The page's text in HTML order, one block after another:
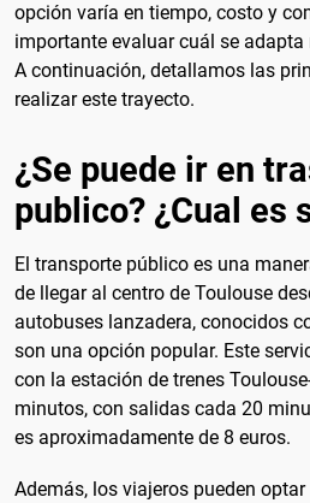
opción varía en tiempo, costo y
importante evaluar cuál se
A continuación, detallamos las
realizar este trayecto.
¿Se puede ir en
publico? ¿Cual es
El transporte público es una
de llegar al centro de Toulouse
autobuses lanzadera, conocidos
son una opción popular. Este
con la estación de trenes
minutos, con salidas cada 20
es aproximadamente de 8 euros.
Además, los viajeros pueden optar